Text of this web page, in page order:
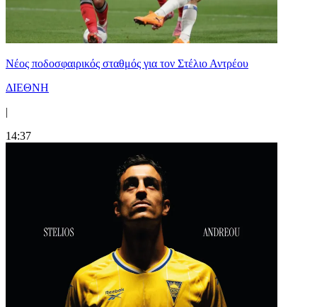
Νέος ποδοσφαιρικός σταθμός για τον Στέλιο Αντρέου
ΔΙΕΘΝΗ
|
14:37